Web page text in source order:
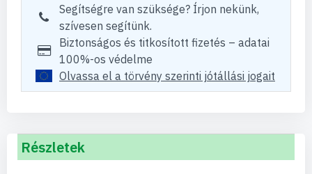
Segítségre van szüksége? Írjon nekünk,
szívesen segítünk.
Biztonságos és titkosított fizetés – adatai
100%-os védelme
Olvassa el a törvény szerinti jótállási jogait
Részletek